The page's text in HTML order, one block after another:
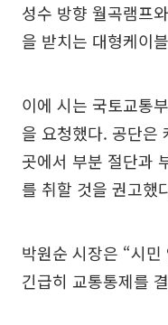
성수 방향 월곡램프
을 받치는 대형케이
이에 시는 국토교통
을 요청했다. 공단은
곳에서 부분 절단과
를 취할 것을 권고했
박원순 시장은 “시
긴급히 교통통제를